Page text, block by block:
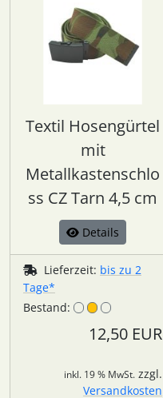
Textil Hosengürtel
mit
Metallkastenschlo
ss CZ Tarn 4,5 cm
Details
Lieferzeit: bis zu 2
Tage*
Bestand:
12,50 EUR
inkl. 19 % MwSt. zzgl.
Versandkosten